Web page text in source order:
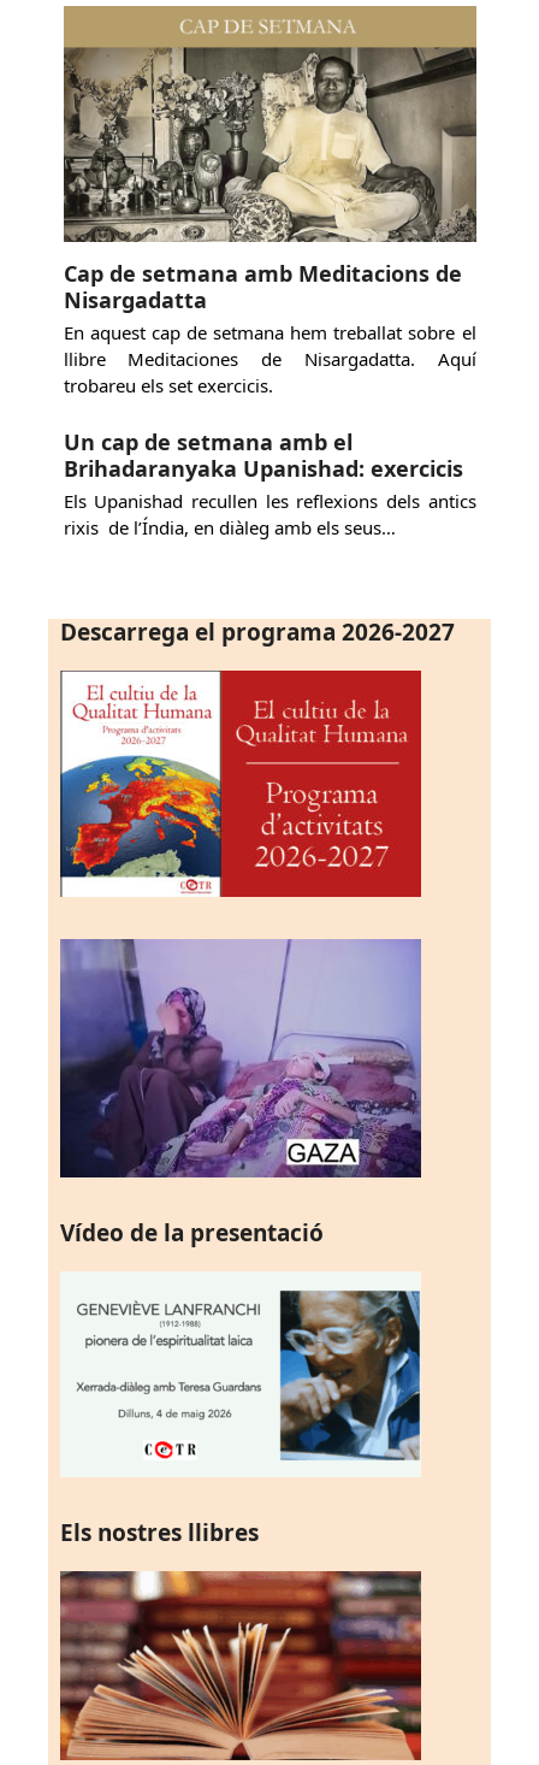
Cap de setmana amb Meditacions de
Nisargadatta
En aquest cap de setmana hem treballat sobre el
llibre Meditaciones de Nisargadatta. Aquí
trobareu els set exercicis.
Un cap de setmana amb el
Brihadaranyaka Upanishad: exercicis
Els Upanishad recullen les reflexions dels antics
rixis de l’Índia, en diàleg amb els seus…
Descarrega el programa 2026-2027
Vídeo de la presentació
Els nostres llibres